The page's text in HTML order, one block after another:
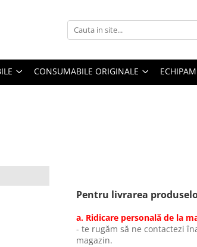
CONSUMABILE ORIGINALE
Pentru livrarea
a. Ridicare personală de la
- te rugăm să ne contactezi
magazin.